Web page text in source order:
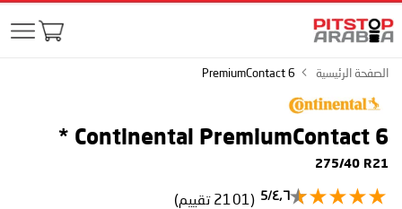
الصفحة الرئيسية PremiumContact 6
Continental PremiumContact 6
*
275/40 R21
٤٫٦/5 (2101 تقييم)